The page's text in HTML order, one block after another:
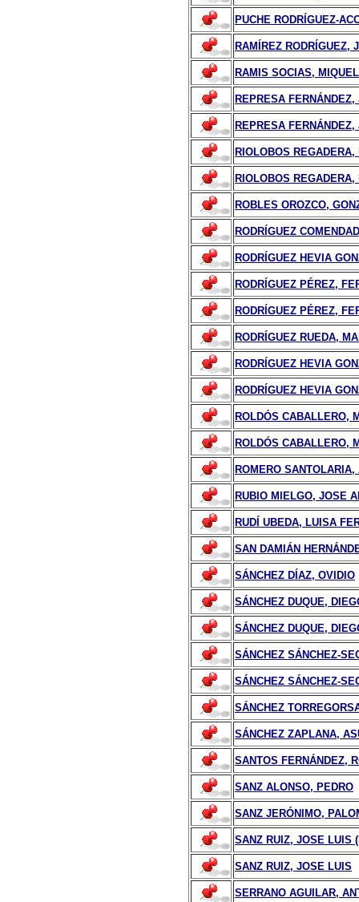
PUCHE RODRÍGUEZ-
RAMÍREZ RODRÍGUEZ,
RAMIS SOCIAS,
REPRESA
REPRESA FERNÁNDEZ,
RIOLOBOS
RIOLOBOS
ROBLES OROZCO,
RODRÍGUEZ
RODRÍGUEZ HEVIA
RODRÍGUEZ PÉREZ,
RODRÍGUEZ PÉREZ,
RODRÍGUEZ RUEDA,
RODRÍGUEZ HEVIA
RODRÍGUEZ HEVIA
ROLDÓS CABALLERO,
ROLDÓS CABALLERO,
ROMERO
RUBIO MIELGO, JOSE
RUDÍ UBEDA, LUISA
SAN DAMIÁN
SÁNCHEZ DÍAZ, OVIDIO
SÁNCHEZ DUQUE,
SÁNCHEZ DUQUE,
SÁNCHEZ SÁNCHEZ-
SÁNCHEZ SÁNCHEZ-
SÁNCHEZ
SÁNCHEZ ZAPLANA,
SANTOS FERNÁNDEZ,
SANZ ALONSO, PEDRO
SANZ JERÓNIMO,
SANZ RUIZ, JOSE LUIS
SANZ RUIZ, JOSE LUIS
SERRANO AGUILAR,